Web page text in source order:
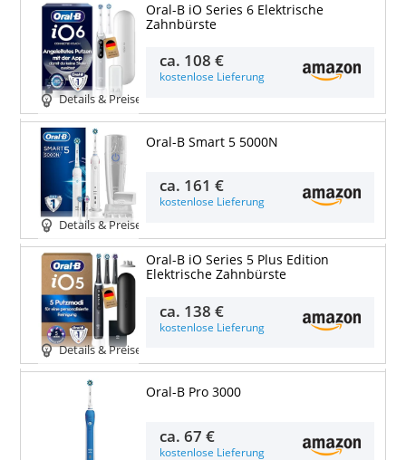
Details & Preise
Oral-B iO Series 6 Elektrische
Zahnbürste
ca. 108 €
kostenlose Lieferung
Details & Preise
Oral-B Smart 5 5000N
ca. 161 €
kostenlose Lieferung
Details & Preise
Oral-B iO Series 5 Plus Edition
Elektrische Zahnbürste
ca. 138 €
kostenlose Lieferung
Oral-B Pro 3000
ca.67 €
kostenlose Lieferung